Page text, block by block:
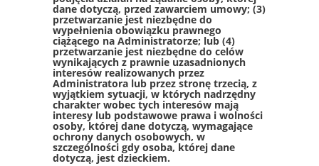
dane dotyczą, przed zawarciem umowy; (3)
przetwarzanie jest niezbędne do
wypełnienia obowiązku prawnego
ciążącego na Administratorze; lub (4)
przetwarzanie jest niezbędne do celów
wynikających z prawnie uzasadnionych
interesów realizowanych przez
Administratora lub przez stronę trzecią, z
wyjątkiem sytuacji, w których nadrzędny
charakter wobec tych interesów mają
interesy lub podstawowe prawa i wolności
osoby, której dane dotyczą, wymagające
ochrony danych osobowych, w
szczególności gdy osoba, której dane
dotyczą, jest dzieckiem.